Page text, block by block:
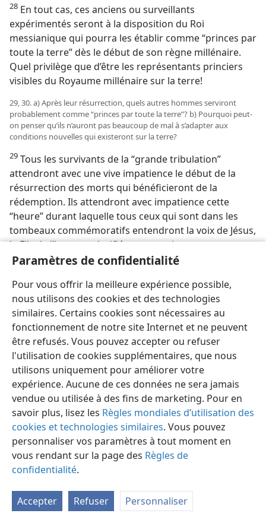
Paramètres de confidentialité
Pour vous offrir la meilleure expérience possible,
nous utilisons des cookies et des technologies
similaires. Certains cookies sont nécessaires au
fonctionnement de notre site Internet et ne peuvent
être refusés. Vous pouvez accepter ou refuser
l'utilisation de cookies supplémentaires, que nous
utilisons uniquement pour améliorer votre
expérience. Aucune de ces données ne sera jamais
vendue ou utilisée à des fins de marketing. Pour en
savoir plus, lisez les Règles mondiales d’utilisation des
cookies et technologies similaires. Vous pouvez
personnaliser vos paramètres à tout moment en
vous rendant sur la page des Règles de
confidentialité.
Accepter Refuser Personnaliser
28 En tout cas, ces anciens ou surveillants
expérimentés seront à la disposition du Roi
messianique qui pourra les établir comme “princes par
toute la terre” dès le début de son règne millénaire.
Quel privilège que d’être les représentants princiers
visibles du Royaume millénaire sur la terre!
29, 30. a) Après leur résurrection, quels autres hommes serviront
probablement comme “princes par toute la terre”? b) Pourquoi peut-​
on penser qu’ils n’auront pas beaucoup de mal à s’adapter aux
conditions nouvelles qui existeront sur la terre?
29 Tous les survivants de la “grande tribulation”
attendront avec une vive impatience le début de la
résurrection des morts qui bénéficieront de la
rédemption. Ils attendront avec impatience cette
“heure” durant laquelle tous ceux qui sont dans les
tombeaux commémoratifs entendront la voix de Jésus,
le Fils de l’homme glorifié, et en sortiront pour une
résurrection qui leur donnera la possibilité de recevoir
26;Actes 24:15;I Timothée 2:5, 6). Ils attendront tout
particulièrement la résurrection des “ancêtres” fidèles
du Roi et Époux. Ils acclameront le retour à la vie sur la
terred’Hénoch, de Noé, de Sem, d’Abraham, d’Isaac,
de Jacob, de Boaz, de David, d’Ézéchias et de Josias,
autant d’excellents sujets qui pourront être établis
“princes par toute la terre”. Étant de nouveau sur la
terre des vivants et servant en tant que princes, ces
hommes seront une source d’honneur
supplémentaire pour le Roi messianique dont ils
eurent le privilège d’être les ancêtres terrestres.
30 Que dire également de tous les autres prophètes et
hommes de foi, tels qu’Abel, Job, Moïse, Ésaïe, Jérémie,
Baptiste, précurseur terrestre et “ami de l’Époux”,
Jésus Christ? À en juger par le témoignage favorable